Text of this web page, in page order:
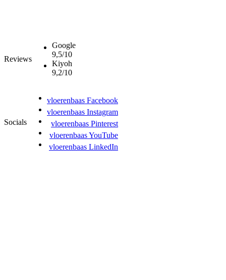
Reviews
Google
9,5/10
Kiyoh
9,2/10
Socials
vloerenbaas Facebook
vloerenbaas Instagram
vloerenbaas Pinterest
vloerenbaas YouTube
vloerenbaas LinkedIn